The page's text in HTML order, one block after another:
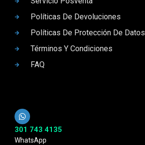
Políticas De Devoluciones
Políticas De Protección De Datos
Términos Y Condiciones
FAQ
301 743 4135
WhatsApp